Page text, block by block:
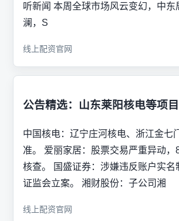
听新闻 本周全球市场风云变幻，中东
澜，S
线上配资官网
公告精选：山东莱阳核电等项
中国核电：辽宁庄河核电、浙江金七
准。 爱丽家居：股票交易严重异动，
核查。 国盛证券：涉嫌违反账户实名
证监会立案。 湘财股份：子公司湘
线上配资官网